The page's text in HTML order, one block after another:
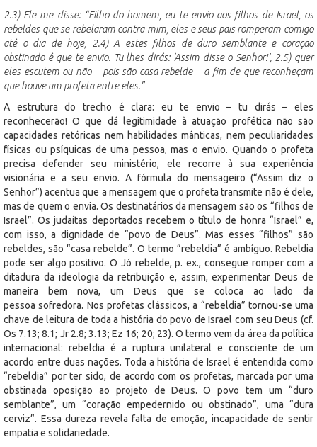
2.3) Ele me disse: “Filho do homem, eu te envio aos filhos de Israel, os
rebeldes que se rebelaram contra mim, eles e seus pais romperam comigo
até o dia de hoje, 2.4) A estes filhos de duro semblante e coração
obstinado é que te envio. Tu lhes dirás: ‘Assim disse o Senhor!’, 2.5) quer
eles escutem ou não – pois são casa rebelde – a fim de que reconheçam
que houve um profeta entre eles.”
A estrutura do trecho é clara: eu te envio – tu dirás – eles
reconhecerão! O que dá legitimidade à atuação profética não são
capacidades retóricas nem habilidades mânticas, nem peculiaridades
físicas ou psíquicas de uma pessoa, mas o envio. Quando o profeta
precisa defender seu ministério, ele recorre à sua experiência
visionária e a seu envio. A fórmula do mensageiro (“Assim diz o
Senhor”) acentua que a mensagem que o profeta transmite não é dele,
mas de quem o envia. Os destinatários da mensagem são os “filhos de
Israel”. Os judaítas deportados recebem o título de honra “Israel” e,
com isso, a dignidade de “povo de Deus”. Mas esses “filhos” são
rebeldes, são “casa rebelde”. O termo “rebeldia” é ambíguo. Rebeldia
pode ser algo positivo. O Jó rebelde, p. ex., consegue romper com a
ditadura da ideologia da retribuição e, assim, experimentar Deus de
maneira bem nova, um Deus que se coloca ao lado da
pessoa sofredora. Nos profetas clássicos, a “rebeldia” tornou-se uma
chave de leitura de toda a história do povo de Israel com seu Deus (cf.
Os 7.13; 8.1; Jr 2.8; 3.13; Ez 16; 20; 23). O termo vem da área da política
internacional: rebeldia é a ruptura unilateral e consciente de um
acordo entre duas nações. Toda a história de Israel é entendida como
“rebeldia” por ter sido, de acordo com os profetas, marcada por uma
obstinada oposição ao projeto de Deus. O povo tem um “duro
semblante”, um “coração empedernido ou obstinado”, uma “dura
cerviz”. Essa dureza revela falta de emoção, incapacidade de sentir
empatia e solidariedade.